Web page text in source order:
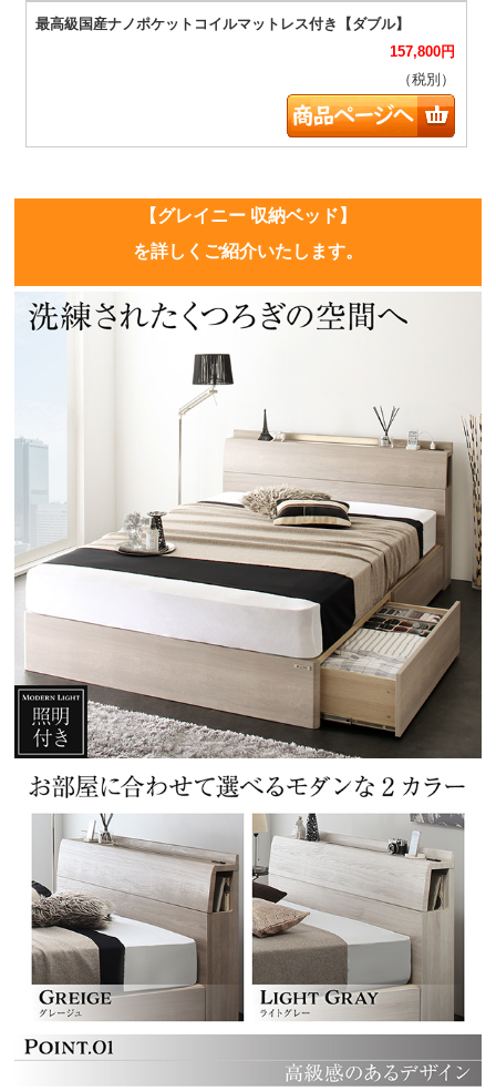
157,800円
（税別）
【グレイニー 収納ベッド】
を詳しくご紹介いたします。